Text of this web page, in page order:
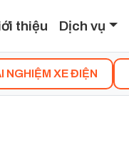
thiệu Dịch vụ
NGHIỆM XE ĐIỆN